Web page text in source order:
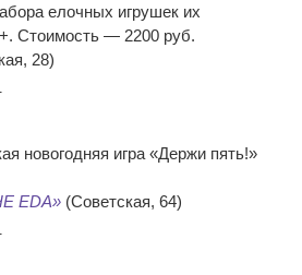
елочных игрушек их
Стоимость — 2200 руб.
28)
новогодняя игра «Держи пять!»
EDA» (Советская, 64)